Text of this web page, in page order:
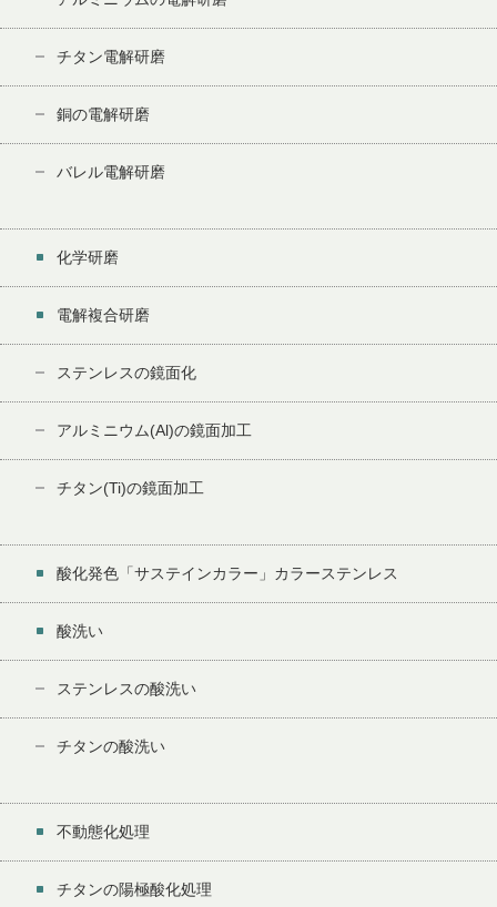
チタン電解研磨
銅の電解研磨
バレル電解研磨
化学研磨
電解複合研磨
ステンレスの鏡面化
アルミニウム(Al)の鏡面加工
チタン(Ti)の鏡面加工
酸化発色「サステインカラー」カラーステンレス
酸洗い
ステンレスの酸洗い
チタンの酸洗い
不動態化処理
チタンの陽極酸化処理